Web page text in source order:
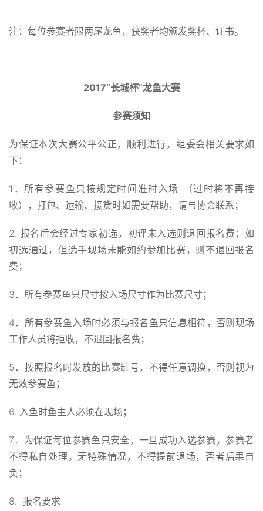
注：每位参赛者限两尾龙鱼，获奖者均颁发奖杯、证书。
2017“长城杯”龙鱼大赛
参赛须知
为保证本次大赛公平公正，顺利进行，组委会相关要求如
下：
1．所有参赛鱼只按规定时间准时入场 （过时将不再接
收），打包、运输、接货时如需要帮助，请与协会联系；
2. 报名后会经过专家初选，初评未入选则退回报名费；如
初选通过，但选手现场未能如约参加比赛，则不退回报名
费；
3．所有参赛鱼只尺寸按入场尺寸作为比赛尺寸；
4．所有参赛鱼入场时必须与报名鱼只信息相符，否则现场
工作人员将拒收，不退回报名费；
5．按照报名时发放的比赛缸号，不得任意调换，否则视为
无效参赛鱼；
6. 入鱼时鱼主人必须在现场；
7．为保证每位参赛鱼只安全，一旦成功入选参赛，参赛者
不得私自处理。无特殊情况，不得提前退场，否者后果自
负；
8. 报名要求